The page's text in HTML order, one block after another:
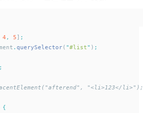
4 , 5 ] ;
. querySelector( "#list" ) ;
;
"<li>123</li>");
{